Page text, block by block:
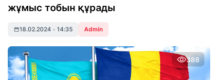
жұмыс тобын құрады
18.02.2024 • 14:35 Admin
388